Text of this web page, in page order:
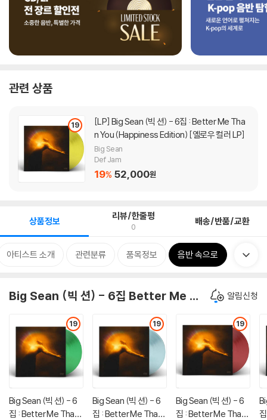
관련 상품
19 [LP]
n You (Happiness Edition) [옐로우 컬러 LP]
Big Sean
Def Jam
19% 52,000원
상품정보 리뷰/한줄평
0 배송/반품/교환
아티스트 소개 관련분류 품목정보 음반 속으로
Big Sean (빅 션) - 6집 Better Me Than You 알림신청
19
Big Sean (빅 션) - 6
집 : Better Me Than
19
Big Sean (빅 션) - 6
집 : Better Me Than
19
Big Sean (빅 션) - 6
집 : Better Me Than